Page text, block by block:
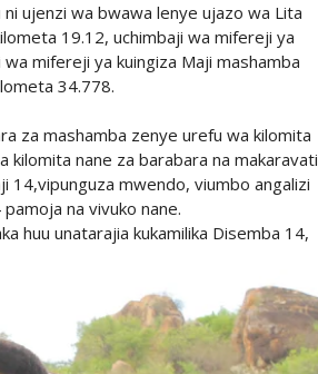
ujenzi wa bwawa lenye ujazo wa Lita
19.12, uchimbaji wa mifereji ya
mifereji ya kuingiza Maji mashamba
34.778.
za mashamba zenye urefu wa kilomita
kilomita nane za barabara na makaravati
14,vipunguza mwendo, viumbo angalizi
na vivuko nane.
huu unatarajia kukamilika Disemba 14,